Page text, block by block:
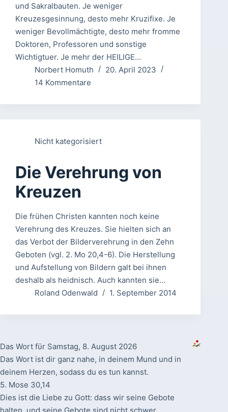
und Sakralbauten. Je weniger
Kreuzesgesinnung, desto mehr Kruzifixe. Je
weniger Bevollmächtigte, desto mehr fromme
Doktoren, Professoren und sonstige
Wichtigtuer. Je mehr der HEILIGE…
Norbert Homuth
20. April 2023
14 Kommentare
Nicht kategorisiert
Die Verehrung von
Kreuzen
Die frühen Christen kannten noch keine
Verehrung des Kreuzes. Sie hielten sich an
das Verbot der Bilderverehrung in den Zehn
Geboten (vgl. 2. Mo 20,4-6). Die Herstellung
und Aufstellung von Bildern galt bei ihnen
deshalb als heidnisch. Auch kannten sie…
Roland Odenwald
1. September 2014
Das Wort für Samstag, 8. August 2026
Das Wort ist dir ganz nahe, in deinem Mund und in
deinem Herzen, sodass du es tun kannst.
5. Mose 30,14
Dies ist die Liebe zu Gott: dass wir seine Gebote